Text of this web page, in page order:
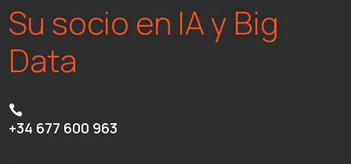
Su socio en IA y Big
Data

+34 677 600 963